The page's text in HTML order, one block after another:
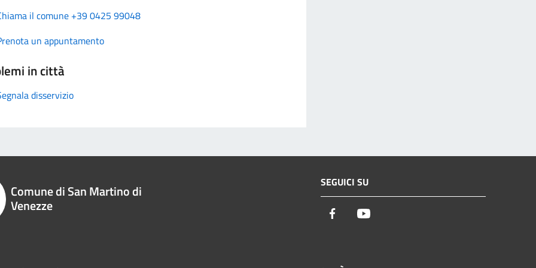
il comune +39 0425 99048
un appuntamento
in città
disservizio
Comune di San Martino di
Venezze
SEGUICI SU
Facebook